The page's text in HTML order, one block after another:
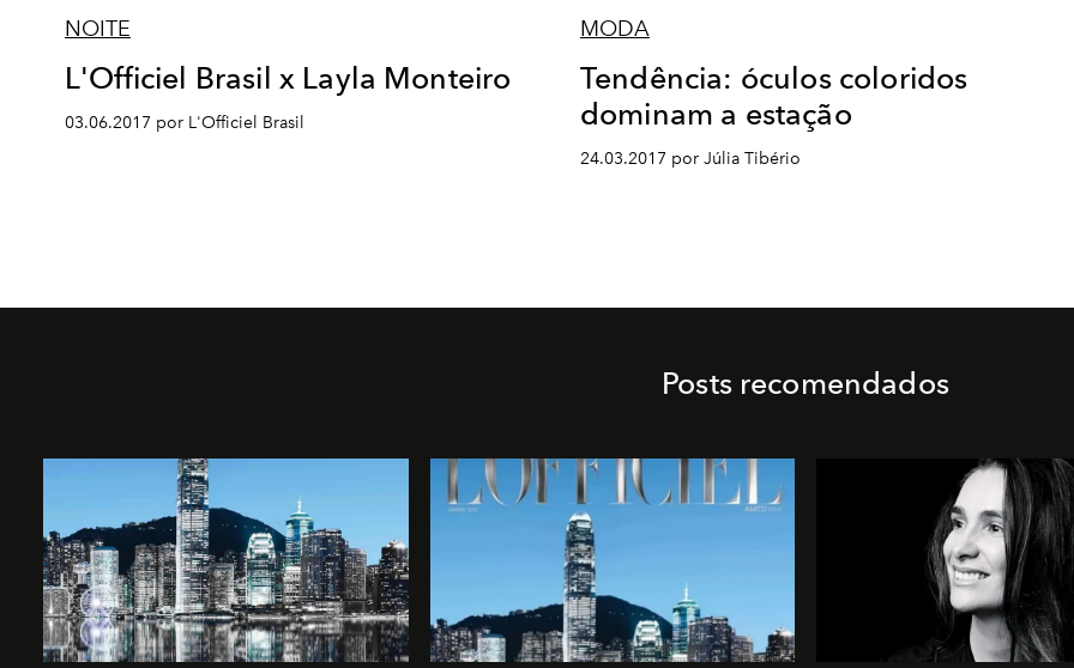
NOITE
L'Officiel Brasil x Layla Monteiro
03.06.2017 por L'Officiel Brasil
MODA
Tendência: óculos coloridos
dominam a estação
24.03.2017 por Júlia Tibério
Posts recomendados